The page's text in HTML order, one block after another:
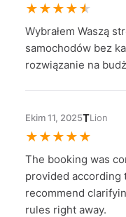
★★★★★
Wybrałem Waszą
samochodów bez
rozwiązanie na
Ekim 11, 2025TLion
★★★★★
The booking was
provided according
recommend
rules right away.